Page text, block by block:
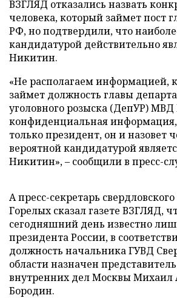
ВЗГЛЯД отказались назвать
человека, который займет пост
РФ, но подтвердили, что
кандидатурой действительно
Никитин.
«Не располагаем информацией,
займет должность главы
уголовного розыска (ДепУР) МВД
конфиденциальная информация,
только президент, он и назовет
вероятной кандидатурой
Никитин», – сообщили в пресс-
А пресс-секретарь
Горелых сказал газете ВЗГЛЯД,
сегодняшний день известно
президента России, в
должность начальника ГУВД
области назначен
внутренних дел Москвы Михаил
Бородин.